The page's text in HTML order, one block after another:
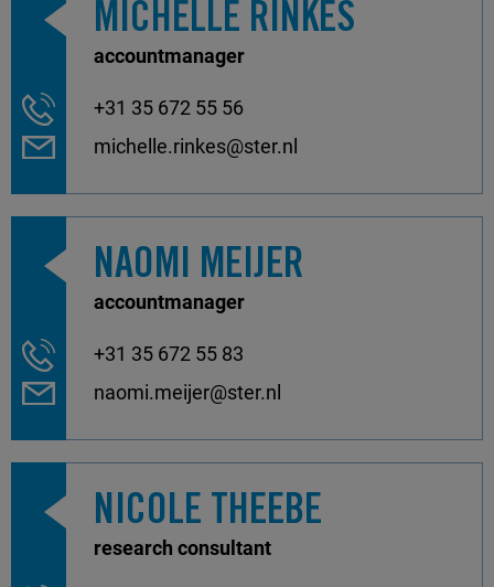
MICHELLE RINKES
accountmanager
+31 35 672 55 56
michelle.rinkes@ster.nl
NAOMI MEIJER
accountmanager
+31 35 672 55 83
naomi.meijer@ster.nl
NICOLE THEEBE
research consultant